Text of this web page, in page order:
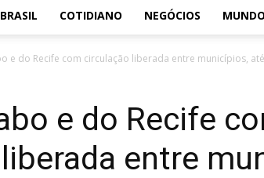
BRASIL COTIDIANO NEGÓCIOS MUNDO
e do Recife com circulação liberada entre municípios,
e do Recife
entre